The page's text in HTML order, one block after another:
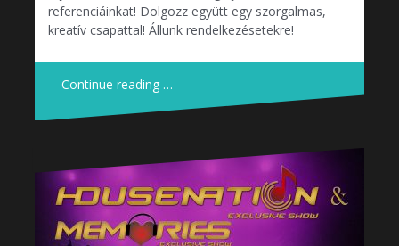
referenciáinkat! Dolgozz együtt egy szorgalmas,
kreatív csapattal! Állunk rendelkezésetekre!
Continue reading …